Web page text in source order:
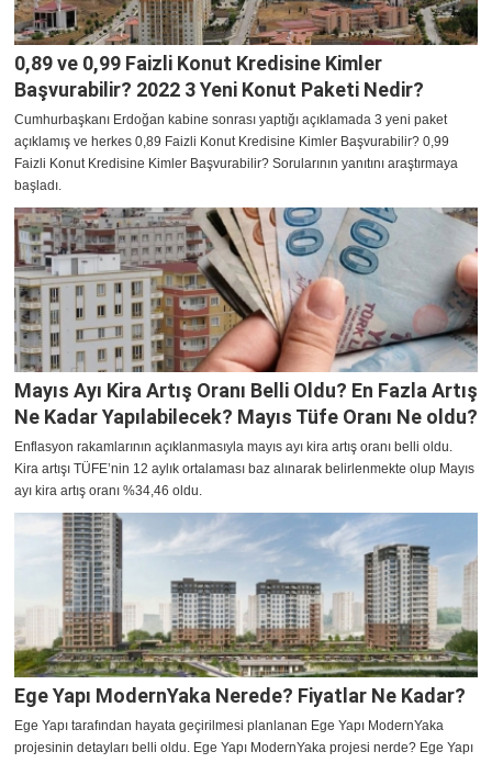
0,89 ve 0,99 Faizli Konut Kredisine Kimler
Başvurabilir? 2022 3 Yeni Konut Paketi Nedir?
Cumhurbaşkanı Erdoğan kabine sonrası yaptığı açıklamada 3 yeni paket
açıklamış ve herkes 0,89 Faizli Konut Kredisine Kimler Başvurabilir? 0,99
Faizli Konut Kredisine Kimler Başvurabilir? Sorularının yanıtını araştırmaya
başladı.
Mayıs Ayı Kira Artış Oranı Belli Oldu? En Fazla Artış
Ne Kadar Yapılabilecek? Mayıs Tüfe Oranı Ne oldu?
Enflasyon rakamlarının açıklanmasıyla mayıs ayı kira artış oranı belli oldu.
Kira artışı TÜFE’nin 12 aylık ortalaması baz alınarak belirlenmekte olup Mayıs
ayı kira artış oranı %34,46 oldu.
Ege Yapı ModernYaka Nerede? Fiyatlar Ne Kadar?
Ege Yapı tarafından hayata geçirilmesi planlanan Ege Yapı ModernYaka
projesinin detayları belli oldu. Ege Yapı ModernYaka projesi nerde? Ege Yapı